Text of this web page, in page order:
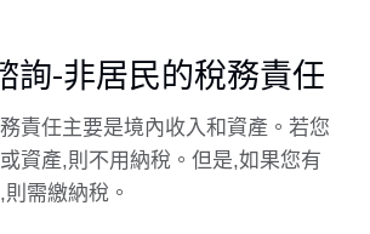
詢-非居民的稅務責任
責任主要是境內收入和資產。若您
資產,則不用納稅。但是,如果您有
需繳納稅。